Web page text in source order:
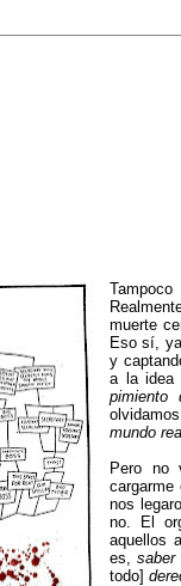
muerte
Eso sí,
y
a la idea
pimiento
mundo
Pero no
cargarme
nos
no. El
aquellos
es,saber
todo]